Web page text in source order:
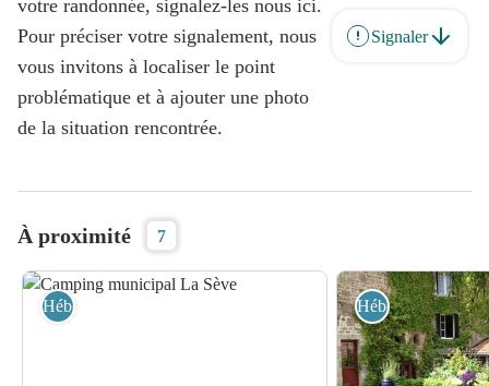
votre randonnée, signalez-les nous ici.
Pour préciser votre signalement, nous
vous invitons à localiser le point
problématique et à ajouter une photo
de la situation rencontrée.
Signaler
À proximité 7
Hébergement Hébergement